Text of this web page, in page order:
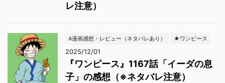
レ注意）
A漫画感想・レビュー（ネタバレあり） ★ワンピース
2025/12/01
『ワンピース』1167話「イーダの息
子」の感想（※ネタバレ注意）